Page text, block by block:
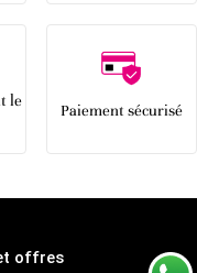
le
Paiement sécurisé
offres